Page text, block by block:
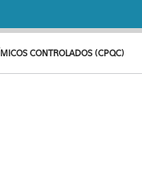
CONTROLADOS (CPQC)